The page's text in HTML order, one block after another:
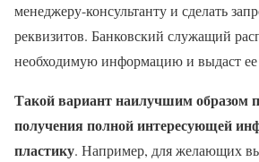
менеджеру-консультанту и сделать
реквизитов. Банковский служащий
необходимую информацию и выдаст ее
Такой вариант наилучшим образом
получения полной интересующей
пластику. Например, для желающих